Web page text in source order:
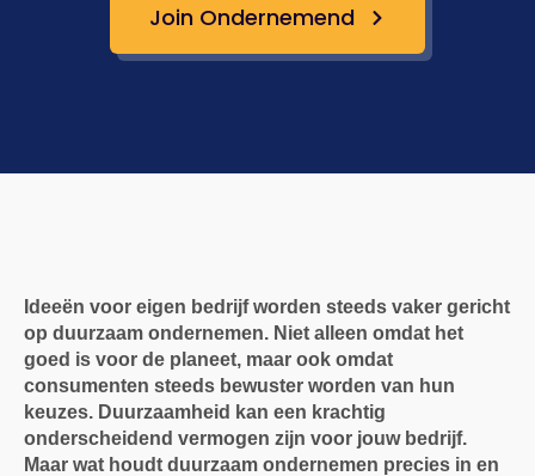
Join Ondernemend
Ideeën voor eigen bedrijf worden steeds vaker gericht
op duurzaam ondernemen. Niet alleen omdat het
goed is voor de planeet, maar ook omdat
consumenten steeds bewuster worden van hun
keuzes. Duurzaamheid kan een krachtig
onderscheidend vermogen zijn voor jouw bedrijf.
Maar wat houdt duurzaam ondernemen precies in en